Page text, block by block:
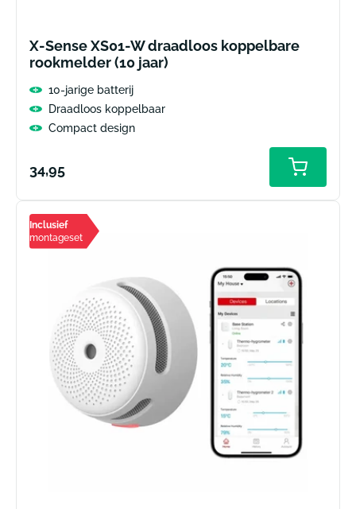
X-Sense XS01-W draadloos koppelbare
rookmelder (10 jaar)
10-jarige batterij
Draadloos koppelbaar
Compact design
Normale
34,95
Inclusief
montageset